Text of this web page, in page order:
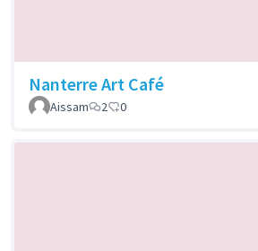
Nanterre Art Café
Aissam
2 0